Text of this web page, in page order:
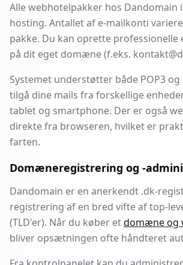
Alle webhotelpakker hos Dandomain
hosting. Antallet af e-mailkonti
pakke. Du kan oprette professionelle
på dit eget domæne (f.eks.
Systemet understøtter både POP3 og
tilgå dine mails fra forskellige
tablet og smartphone. Der er også
direkte fra browseren, hvilket er
farten.
Domæneregistrering og -
Dandomain er en anerkendt .dk-
registrering af en bred vifte af top-
(TLD'er). Når du køber etdomæne og
bliver opsætningen ofte håndteret